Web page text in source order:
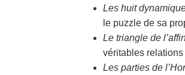
Les huit
le puzzle de sa
Le triangle de
véritables
Les parties de